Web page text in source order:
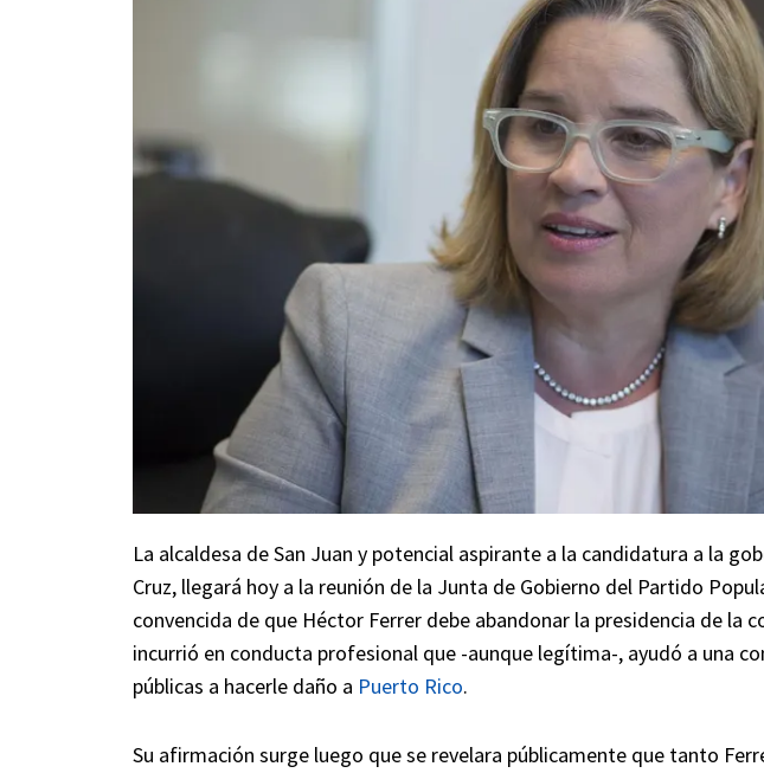
La alcaldesa de San Juan y potencial aspirante a la candidatura a la
Cruz, llegará hoy a la reunión de la Junta de Gobierno del Partido
convencida de que Héctor Ferrer debe abandonar la presidencia de la
incurrió en conducta profesional que -aunque legítima-, ayudó a una
públicas a hacerle daño a Puerto Rico.
Su afirmación surge luego que se revelara públicamente que tanto